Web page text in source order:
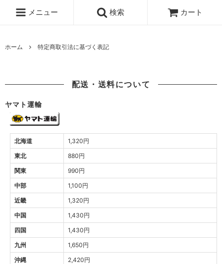
メニュー 検索 カート
ホーム 特定商取引法に基づく表記
配送・送料について
ヤマト運輸
北海道
1,320円
東北
880円
関東
990円
中部
1,100円
近畿
1,320円
中国
1,430円
四国
1,430円
九州
1,650円
沖縄
2,420円